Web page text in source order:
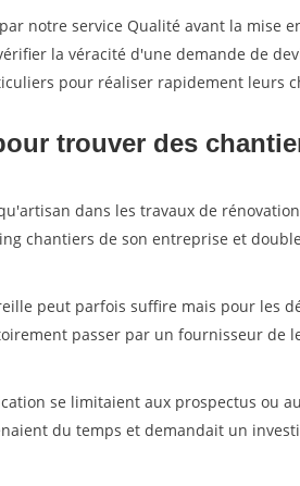
notre service Qualité avant la mise
la véracité d'une demande de
pour réaliser rapidement leurs
trouver des
dans les travaux de
chantiers de son entreprise et
peut parfois suffire mais pour les
passer par un fournisseur de
se limitaient aux prospectus ou
du temps et demandait un